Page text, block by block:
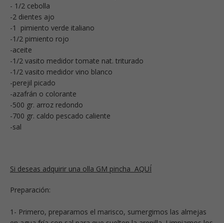
- 1/2 cebolla
-2 dientes ajo
-1 pimiento verde italiano
-1/2 pimiento rojo
-aceite
-1/2 vasito medidor tomate nat. triturado
-1/2 vasito medidor vino blanco
-perejil picado
-azafrán o colorante
-500 gr. arroz redondo
-700 gr. caldo pescado caliente
-sal
Si deseas adquirir una olla GM pincha AQUÍ
Preparación:
1- Primero, preparamos el marisco, sumergimos las almejas